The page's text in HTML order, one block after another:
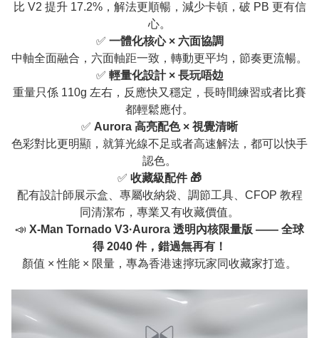
比 V2 提升 17.2%，解法更順暢，減少卡頓，破 PB 更有信
心。
✅ 一體化核心 × 六面協調
中軸全面融合，六面軸距一致，轉動更平均，節奏更流暢。
✅ 輕量化設計 × 長玩唔攰
重量只係 110g 左右，反應快又穩定，長時間練習或者比賽
都輕鬆應付。
✅ Aurora 高亮配色 × 視覺清晰
色彩對比更明顯，就算光線不足或者高速解法，都可以快手
認色。
✅ 收藏級配件 🎁
配有設計師展示盒、專屬收納袋、調節工具、CFOP 教程
同清潔布，專業又有收藏價值。
📣 X-Man Tornado V3·Aurora 透明內核限量版 —— 全球
得 2040 件，錯過無再有！
顏值 × 性能 × 限量，專為香港速擰玩家同收藏家打造。